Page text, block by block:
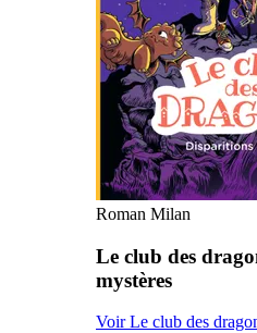
Roman Milan
Le club des
mystères
Voir Le club des